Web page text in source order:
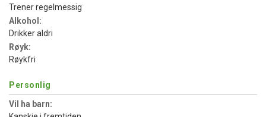
Trener regelmessig
Alkohol:
Drikker aldri
Røyk:
Røykfri
Personlig
Vil ha barn: